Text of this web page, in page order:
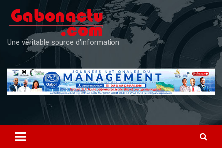
content
Une véritable source d'information